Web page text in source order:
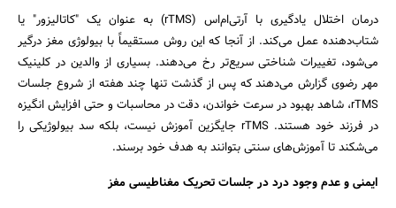
درمان اختلال یادگیری با آرتی‌ام‌اس (rTMS) به عنوان یک "کاتالیزور" یا
شتاب‌دهنده عمل می‌کند. از آنجا که این روش مستقیماً با بیولوژی مغز درگیر
می‌شود، تغییرات شناختی سریع‌تر رخ می‌دهند. بسیاری از والدین در کلینیک
مهر رضوی گزارش می‌دهند که پس از گذشت تنها چند هفته از شروع جلسات
rTMS، شاهد بهبود در سرعت خواندن، دقت در محاسبات و حتی افزایش انگیزه
در فرزند خود هستند. rTMS جایگزین آموزش نیست، بلکه سد بیولوژیکی را
می‌شکند تا آموزش‌های سنتی بتوانند به هدف خود برسند.
ایمنی و عدم وجود درد در جلسات تحریک مغناطیسی مغز